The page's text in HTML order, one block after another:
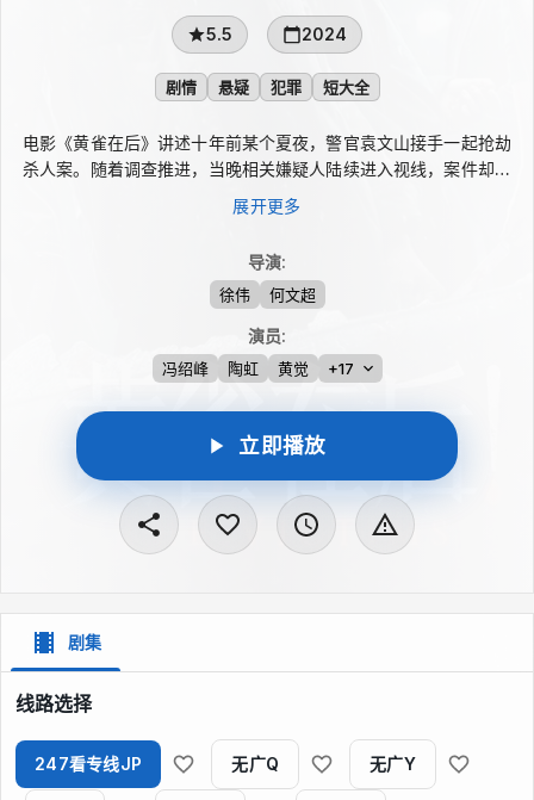
5.5 2024
剧情 悬疑 犯罪 短大全
电影《黄雀在后》讲述十年前某个夏夜，警官袁文山接手一起抢劫
杀人案。随着调查推进，当晚相关嫌疑人陆续进入视线，案件却牵
出更复杂的真相。三案并行之下，利益、正义、情法与欲望交织碰
撞，就在线索逐渐清晰时，袁文山察觉到一处曾被忽略的关键细
展开更多
导演:
徐伟 何文超
演员:
冯绍峰 陶虹 黄觉 +17
立即播放
剧集
线路选择
247看专线JP 无广Q 无广Y